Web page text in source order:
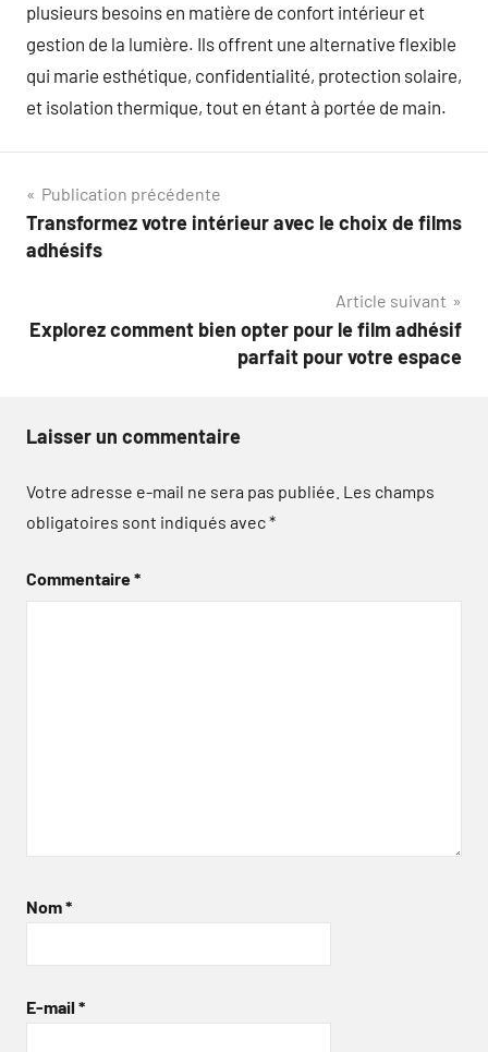
plusieurs besoins en matière de confort intérieur et
gestion de la lumière. Ils offrent une alternative flexible
qui marie esthétique, confidentialité, protection solaire,
et isolation thermique, tout en étant à portée de main.
Navigation
de
Publication précédente
Transformez votre intérieur avec le choix de films
adhésifs
Article suivant
Explorez comment bien opter pour le film adhésif
parfait pour votre espace
Laisser un commentaire
Votre adresse e-mail ne sera pas publiée. Les champs
obligatoires sont indiqués avec*
Commentaire*
Nom*
E-mail *